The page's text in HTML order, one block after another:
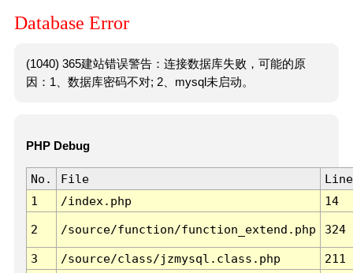
Database Error
(1040) 365建站错误警告：连接数据库失败，可能的原
因：1、数据库密码不对; 2、mysql未启动。
PHP Debug
No. File
Line
1
/index.php 14
2 /source/function/function_extend.php 324
3 /source/class/jzmysql.class.php
211